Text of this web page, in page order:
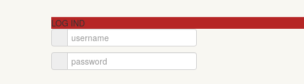
LOG IND